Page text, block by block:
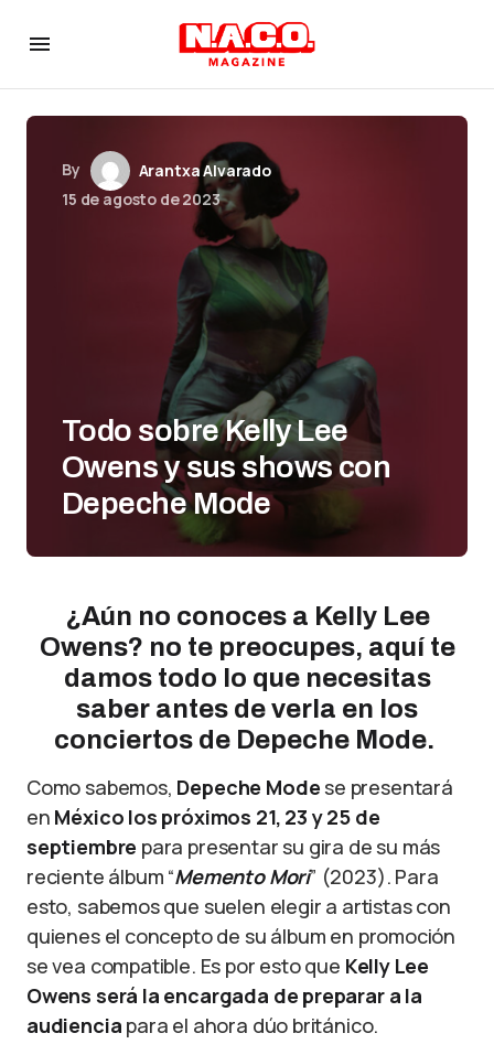
By
Arantxa Alvarado
15 de agosto de 2023
Todo sobre Kelly Lee
Owens y sus shows con
Depeche Mode
¿Aún no conoces a Kelly Lee
Owens? no te preocupes, aquí te
damos todo lo que necesitas
saber antes de verla en los
conciertos de Depeche Mode.
Como sabemos, Depeche Modese presentará
en México los próximos 21, 23 y 25 de
septiembre para presentar su gira de su más
reciente álbum “Memento Mori” (2023). Para
esto, sabemos que suelen elegir a artistas con
quienes el concepto de su álbum en promoción
se vea compatible. Es por esto que Kelly Lee
Owens será la encargada de preparar a la
audiencia para el ahora dúo británico.